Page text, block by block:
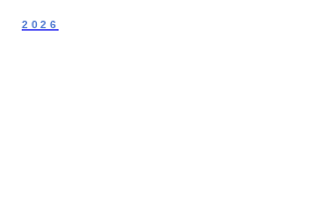
2026